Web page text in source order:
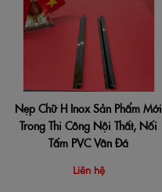
Nẹp Chữ H Inox Sản Phẩm Mới
Trong Thi Công Nội Thất, Nối
Tấm PVC Vân Đá
Liên hệ